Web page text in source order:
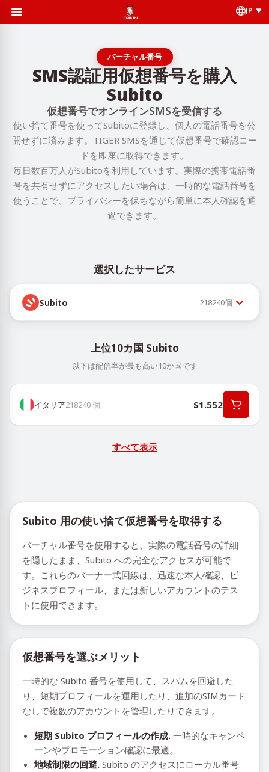
JP
バーチャル番号
SMS認証用仮想番号を購入
Subito
仮想番号でオンラインSMSを受信する
使い捨て番号を使ってSubitoに登録し、個人の電話番号を公
開せずに済みます。TIGER SMSを通じて仮想番号で確認コー
ドを即座に取得できます。
毎日数百万人がSubitoを利用しています。実際の携帯電話番
号を共有せずにアクセスしたい場合は、一時的な電話番号を
使うことで、プライバシーを保ちながら簡単に本人確認を通
過できます。
選択したサービス
Subito 218240個
上位10カ国 Subito
以下は配信率が最も高い10か国です
イタリア218240個 $1.552
すべて表示
Subito 用の使い捨て仮想番号を取得する
バーチャル番号を使用すると、実際の電話番号の詳細
を隠したまま、Subito への完全なアクセスが可能で
す。これらのバーナー式回線は、迅速な本人確認、ビ
ジネスプロフィール、または新しいアカウントのテス
トに使用できます。
仮想番号を選ぶメリット
一時的な Subito 番号を使用して、スパムを回避した
り、短期プロフィールを運用したり、追加のSIMカード
なしで複数のアカウントを管理したりできます。
短期 Subito プロフィールの作成. 一時的なキャンペ
ーンやプロモーション確認に最適。
地域制限の回避. Subito のアクセスにローカル番号